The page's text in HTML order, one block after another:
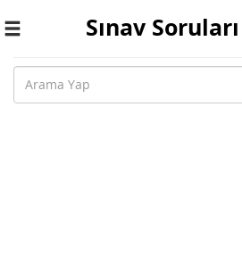
Toggle
Sınav Soruları